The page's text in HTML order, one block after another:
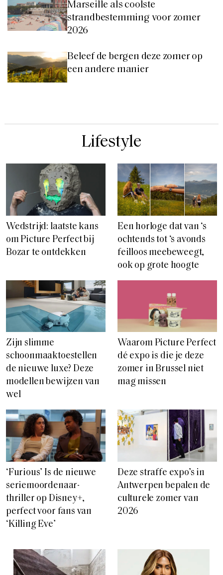
Marseille als coolste
strandbestemming voor zomer
2026
Beleef de bergen deze zomer op
een andere manier
Lifestyle
Wedstrijd: laatste kans
om Picture Perfect bij
Bozar te ontdekken
Een horloge dat van ‘s
ochtends tot ‘s avonds
feilloos meebeweegt,
ook op grote hoogte
Zijn slimme
schoonmaaktoestellen
de nieuwe luxe? Deze
modellen bewijzen van
wel
Waarom Picture Perfect
dé expo is die je deze
zomer in Brussel niet
mag missen
‘Furious’ Is de nieuwe
seriemoordenaar-
thriller op Disney+,
perfect voor fans van
‘Killing Eve’
Deze straffe expo’s in
Antwerpen bepalen de
culturele zomer van
2026